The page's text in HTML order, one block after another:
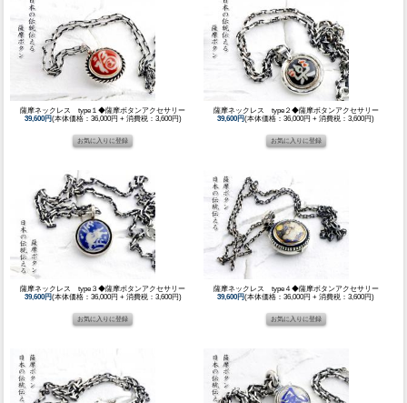
薩摩ネックレス type１◆薩摩ボタンアクセサリー
39,600円(本体価格：36,000円 + 消費税：3,600円)
薩摩ネックレス type２◆薩摩ボタンアクセサリー
39,600円(本体価格：36,000円 + 消費税：3,600円)
薩摩ネックレス type３◆薩摩ボタンアクセサリー
39,600円(本体価格：36,000円 + 消費税：3,600円)
薩摩ネックレス type４◆薩摩ボタンアクセサリー
39,600円(本体価格：36,000円 + 消費税：3,600円)